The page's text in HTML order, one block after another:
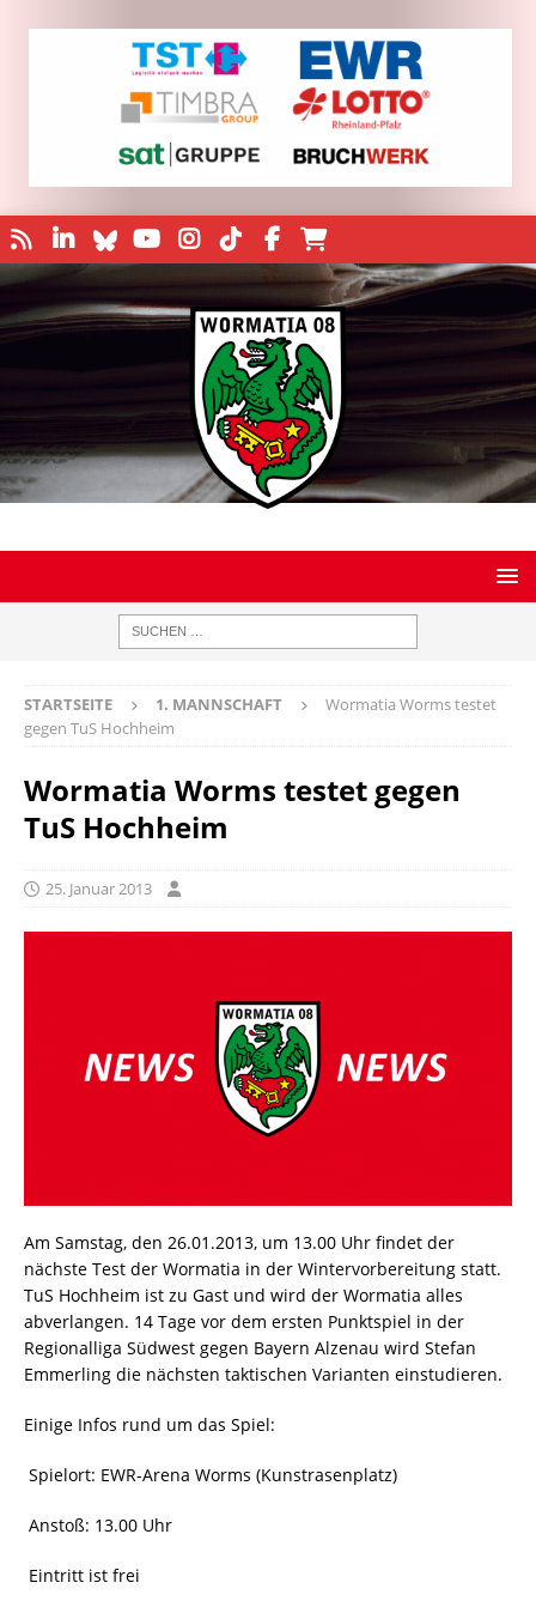
STARTSEITE 1. MANNSCHAFT
Wormatia Worms testet
gegen TuS Hochheim
Wormatia Worms testet gegen
TuS Hochheim
25. Januar 2013
Am Samstag, den 26.01.2013, um 13.00 Uhr findet der
nächste Test der Wormatia in der Wintervorbereitung statt.
TuS Hochheim ist zu Gast und wird der Wormatia alles
abverlangen. 14 Tage vor dem ersten Punktspiel in der
Regionalliga Südwest gegen Bayern Alzenau wird Stefan
Emmerling die nächsten taktischen Varianten einstudieren.
Einige Infos rund um das Spiel:
 Spielort: EWR-Arena Worms (Kunstrasenplatz)
 Anstoß: 13.00 Uhr
 Eintritt ist frei